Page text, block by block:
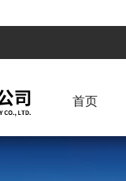
首页